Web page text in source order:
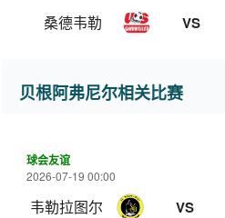
桑德韦勒 VS
贝根阿弗尼尔相关比赛
球会友谊
2026-07-19 00:00
韦勒拉图尔 VS